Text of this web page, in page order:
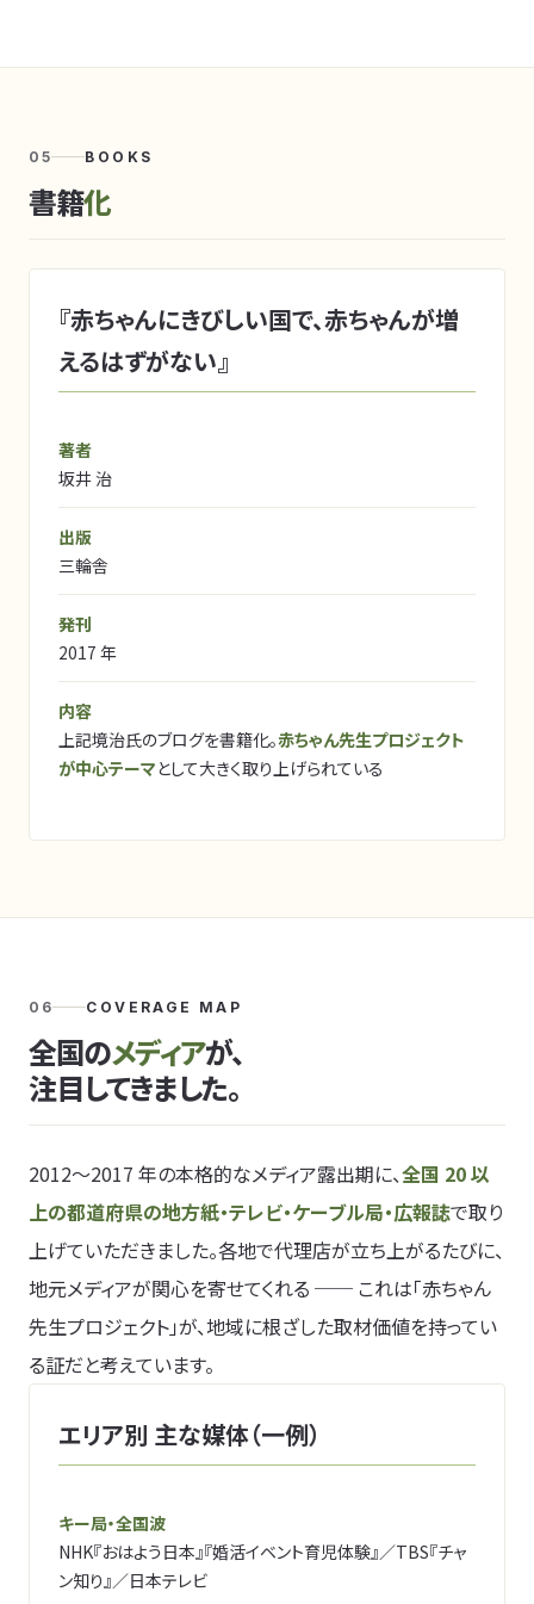
05 BOOKS
書籍化
『赤ちゃんにきびしい国で、赤ちゃんが増
えるはずがない』
著者
坂井 治
出版
三輪舎
発刊
2017 年
内容
上記境治氏のブログを書籍化。赤ちゃん先生プロジェクト
が中心テーマとして大きく取り上げられている
06 COVERAGE MAP
全国のメディアが、
注目してきました。
2012〜2017 年の本格的なメディア露出期に、全国 20 以
上の都道府県の地方紙・テレビ・ケーブル局・広報誌で取り
上げていただきました。各地で代理店が立ち上がるたびに、
地元メディアが関心を寄せてくれる ── これは「赤ちゃん
先生プロジェクト」が、地域に根ざした取材価値を持ってい
る証だと考えています。
エリア別 主な媒体（一例）
キー局・全国波
NHK『おはよう日本』『婚活イベント育児体験』／TBS『チャ
ン知り』／日本テレビ